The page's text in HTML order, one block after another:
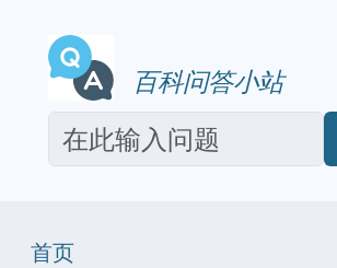
百科问答小站
首页